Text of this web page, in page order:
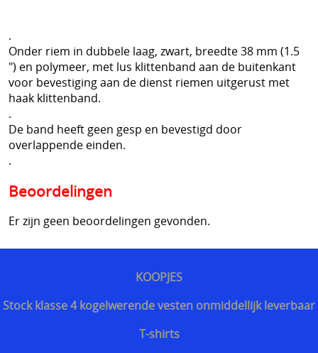
SECURITY uitrusting
MILITAIRE uitrusting
NOODPAKKET BELGIE
CRISIS survival shop
Boogschieten
Jachtkledij
Persoonlijke bescherming Afrika reizen
Bescherming tegen slangen
KOOPJES
Stock klasse 4 kogelwerende vesten onmiddellijk leverbaar
T-shirts
.
Onder riem in dubbele laag, zwart, breedte 38 mm (1.5
") en polymeer, met lus klittenband aan de buitenkant
voor bevestiging aan de dienst riemen uitgerust met
haak klittenband.
.
De band heeft geen gesp en bevestigd door
overlappende einden.
.
Beoordelingen
Er zijn geen beoordelingen gevonden.